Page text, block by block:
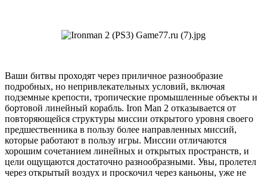
Ваши битвы проходят через приличное разнообразие
подробных, но непривлекательных условий, включая
подземные крепости, тропические промышленные объекты и
бортовой линейный корабль. Iron Man 2 отказывается от
повторяющейся структуры миссии открытого уровня своего
предшественника в пользу более направленных миссий,
которые работают в пользу игры. Миссии отличаются
хорошим сочетанием линейных и открытых пространств, и
цели ощущаются достаточно разнообразными. Увы, пролетел
через открытый воздух и проскочил через каньоны, уже не